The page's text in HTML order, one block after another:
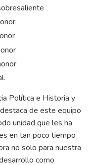
Política e Historia y
de este equipo
unidad que les ha
en tan poco tiempo
no solo para nuestra
como